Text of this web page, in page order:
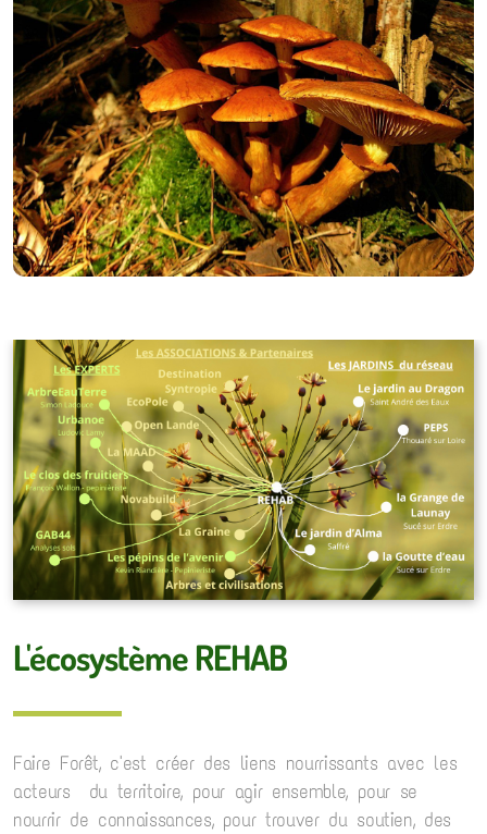
L'écosystème REHAB
Faire Forêt, c'est créer des liens nourrissants avec les
acteurs du territoire, pour agir ensemble, pour se
nourrir de connaissances, pour trouver du soutien, des